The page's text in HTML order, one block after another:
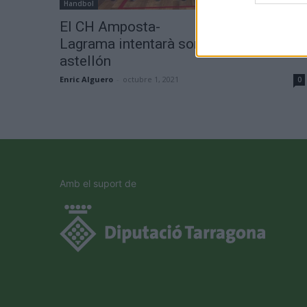
Handbol
El CH Amposta-
Lagrama intentarà sorprendre al BM C
astellón
Enric Alguero octubre 1, 2021 0
Amb el suport de